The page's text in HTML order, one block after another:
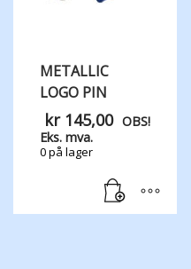
METALLIC
LOGO PIN
kr145,00 OBS!
Eks. mva.
0 på lager